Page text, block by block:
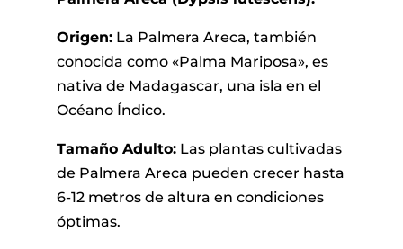
Origen:La Palmera Areca, también
conocida como «Palma Mariposa», es
nativa de Madagascar, una isla en el
Océano Índico.
Tamaño Adulto:Las plantas cultivadas
de Palmera Areca pueden crecer hasta
6-12 metros de altura en condiciones
óptimas.